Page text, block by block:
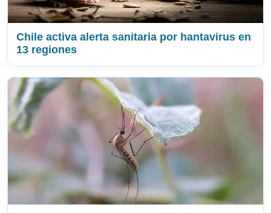
Chile activa alerta sanitaria por hantavirus en
13 regiones